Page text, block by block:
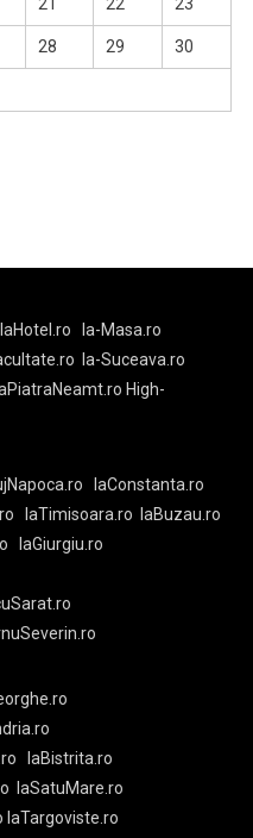
21 22 23
28 29 30
laHotel.ro
la-Masa.ro
la-Suceava.ro
High-
laConstanta.ro
laTimisoara.ro
laBuzau.ro
laGiurgiu.ro
laBistrita.ro
laSatuMare.ro
laTargoviste.ro